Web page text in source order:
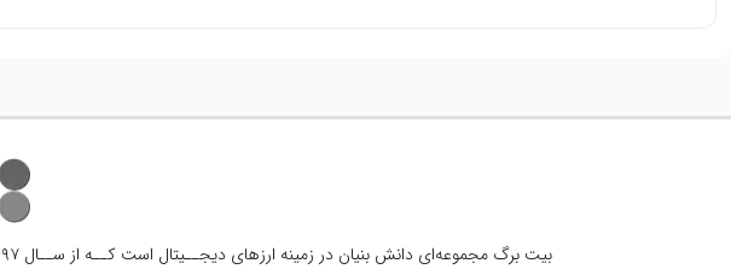
بیت برگ مجموعه‌ای دانش بنیان در زمینه ارزهای دیجــیتال است کــه از ســال ۱۳۹۷ بــا هــدف فراهم آوردن